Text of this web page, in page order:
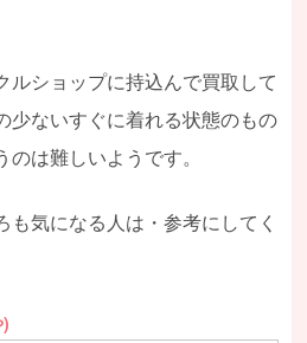
ルショップに持込んで買取して
少ないすぐに着れる状態のもの
は難しいようです。
気になる人は・参考にしてく